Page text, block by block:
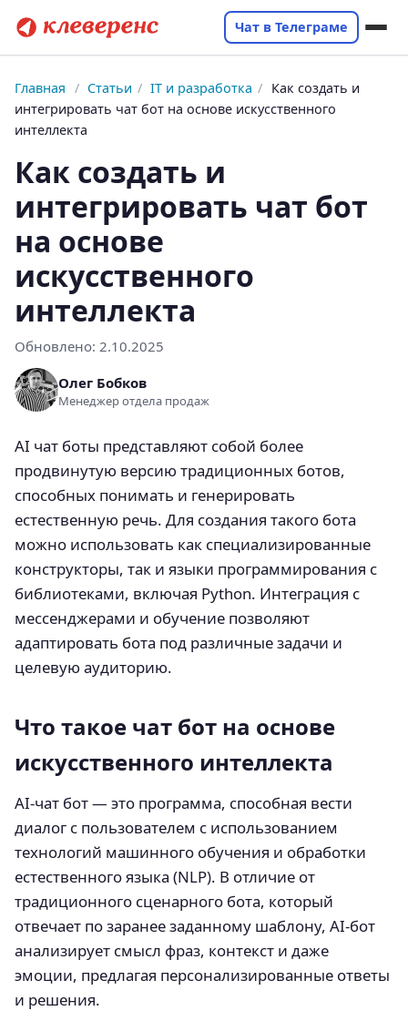
Чат в Телеграме
Главная / Статьи / IT и разработка / Как создать и
интегрировать чат бот на основе искусственного
интеллекта
Как создать и
интегрировать чат бот
на основе
искусственного
интеллекта
Обновлено: 2.10.2025
Олег Бобков
Менеджер отдела продаж
AI чат боты представляют собой более
продвинутую версию традиционных ботов,
способных понимать и генерировать
естественную речь. Для создания такого бота
можно использовать как специализированные
конструкторы, так и языки программирования с
библиотеками, включая Python. Интеграция с
мессенджерами и обучение позволяют
адаптировать бота под различные задачи и
целевую аудиторию.
Что такое чат бот на основе
искусственного интеллекта
AI-чат бот — это программа, способная вести
диалог с пользователем с использованием
технологий машинного обучения и обработки
естественного языка (NLP). В отличие от
традиционного сценарного бота, который
отвечает по заранее заданному шаблону, AI-бот
анализирует смысл фраз, контекст и даже
эмоции, предлагая персонализированные ответы
и решения.